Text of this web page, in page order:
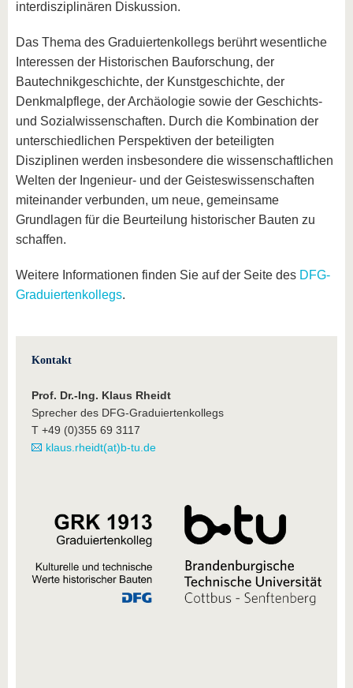
interdisziplinären Diskussion.
Das Thema des Graduiertenkollegs berührt wesentliche
Interessen der Historischen Bauforschung, der
Bautechnikgeschichte, der Kunstgeschichte, der
Denkmalpflege, der Archäologie sowie der Geschichts-
und Sozialwissenschaften. Durch die Kombination der
unterschiedlichen Perspektiven der beteiligten
Disziplinen werden insbesondere die wissenschaftlichen
Welten der Ingenieur- und der Geisteswissenschaften
miteinander verbunden, um neue, gemeinsame
Grundlagen für die Beurteilung historischer Bauten zu
schaffen.
Weitere Informationen finden Sie auf der Seite des DFG-
Graduiertenkollegs.
Kontakt
Prof. Dr.-Ing. Klaus Rheidt
Sprecher des DFG-Graduiertenkollegs
T +49 (0)355 69 3117
klaus.rheidt(at)b-tu.de